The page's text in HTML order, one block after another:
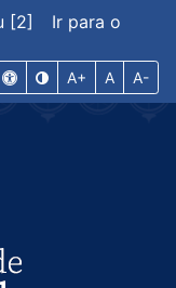
[2]
Ir para o
A+ A A-